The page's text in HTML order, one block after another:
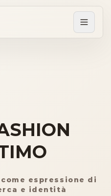
espressione di
e identità